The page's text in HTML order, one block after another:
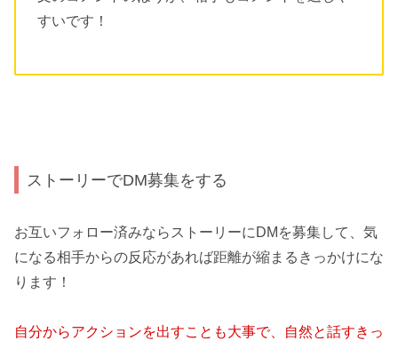
すいです！
ストーリーでDM募集をする
お互いフォロー済みならストーリーにDMを募集して、気
になる相手からの反応があれば距離が縮まるきっかけにな
ります！
自分からアクションを出すことも大事で、自然と話すきっ